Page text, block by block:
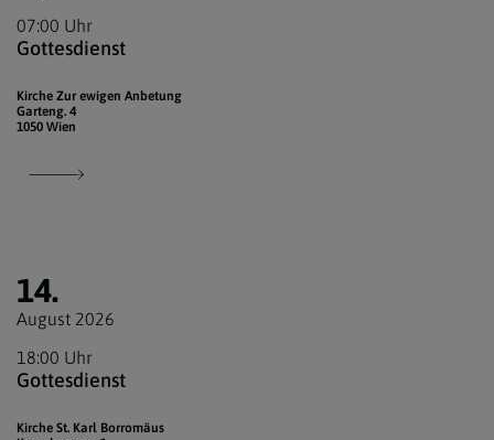
07:00 Uhr
Gottesdienst
Kirche Zur ewigen Anbetung
Garteng. 4
1050 Wien
14.
August 2026
18:00 Uhr
Gottesdienst
Kirche St. Karl Borromäus